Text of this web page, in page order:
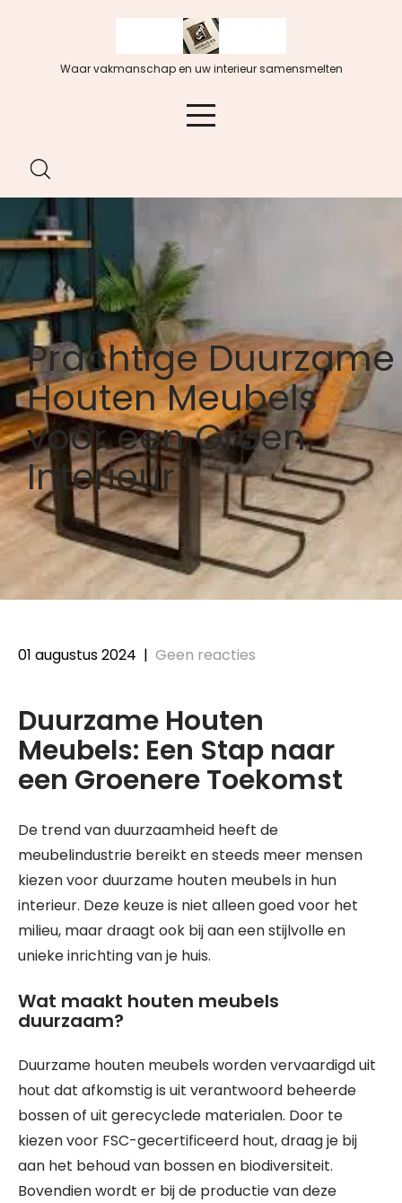
Waar vakmanschap en uw interieur samensmelten
Prachtige Duurzame
Houten Meubels
voor een Groen
Interieur
01 augustus 2024 | Geen reacties
Duurzame Houten
Meubels: Een Stap naar
een Groenere Toekomst
De trend van duurzaamheid heeft de
meubelindustrie bereikt en steeds meer mensen
kiezen voor duurzame houten meubels in hun
interieur. Deze keuze is niet alleen goed voor het
milieu, maar draagt ook bij aan een stijlvolle en
unieke inrichting van je huis.
Wat maakt houten meubels
duurzaam?
Duurzame houten meubels worden vervaardigd uit
hout dat afkomstig is uit verantwoord beheerde
bossen of uit gerecyclede materialen. Door te
kiezen voor FSC-gecertificeerd hout, draag je bij
aan het behoud van bossen en biodiversiteit.
Bovendien wordt er bij de productie van deze